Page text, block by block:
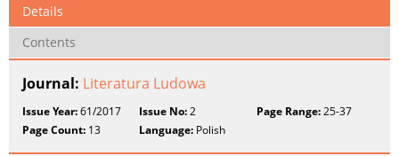
Details
Contents
Journal: Literatura Ludowa
Issue Year:61/2017 Issue No:2 Page Range:25-37
Page Count: 13 Language: Polish